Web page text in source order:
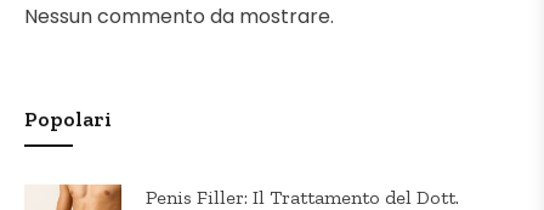
Nessun commento da mostrare.
Popolari
Penis Filler: Il Trattamento del Dott.